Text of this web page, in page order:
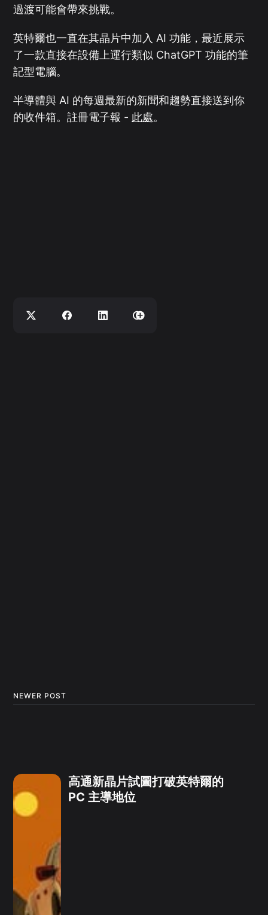
過渡可能會帶來挑戰。
英特爾也一直在其晶片中加入 AI 功能，最近展示
了一款直接在設備上運行類似 ChatGPT 功能的筆
記型電腦。
半導體與 AI 的每週最新的新聞和趨勢直接送到你
的收件箱。註冊電子報 - 此處。
NEWER POST
高通新晶片試圖打破英特爾的
PC 主導地位